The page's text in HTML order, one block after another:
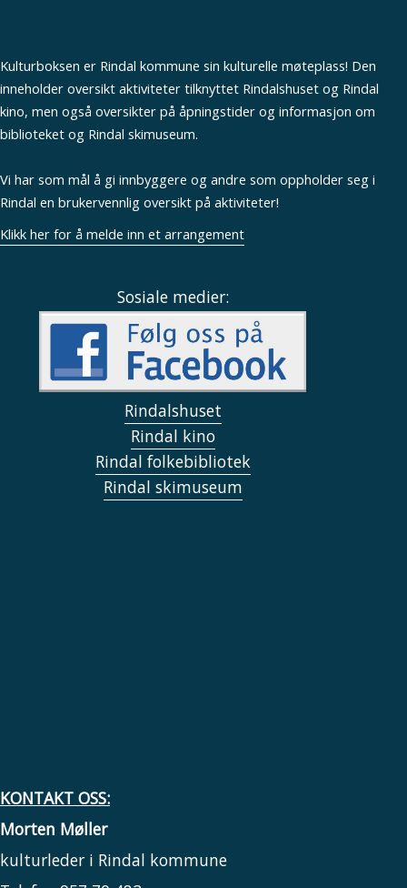
Kulturboksen er Rindal kommune sin kulturelle møteplass! Den
inneholder oversikt aktiviteter tilknyttet Rindalshuset og Rindal
kino, men også oversikter på åpningstider og informasjon om
biblioteket og Rindal skimuseum.
Vi har som mål å gi innbyggere og andre som oppholder seg i
Rindal en brukervennlig oversikt på aktiviteter!
Klikk her for å melde inn et arrangement
Sosiale medier:
Rindalshuset
Rindal kino
Rindal folkebibliotek
Rindal skimuseum
KONTAKT OSS:
Morten Møller
kulturleder i Rindal kommune